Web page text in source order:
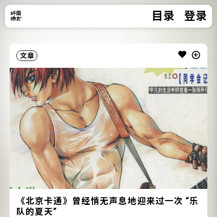
目录 登录
文章
《北京卡通》曾经悄无声息地迎来过一次 “乐
队的夏天”